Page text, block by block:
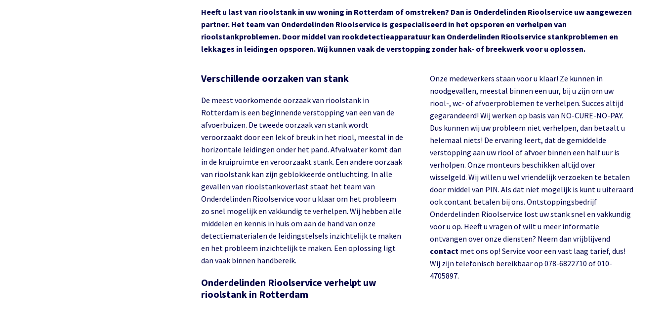
Heeft u last van rioolstank in uw woning in Rotterdam of omstreken? Dan is Onderdelinden Rioolservice uw aangewezen
partner. Het team van Onderdelinden Rioolservice is gespecialiseerd in het opsporen en verhelpen van
rioolstankproblemen. Door middel van rookdetectieapparatuur kan Onderdelinden Rioolservice stankproblemen en
lekkages in leidingen opsporen. Wij kunnen vaak de verstopping zonder hak- of breekwerk voor u oplossen.
Verschillende oorzaken van stank
De meest voorkomende oorzaak van rioolstank in
Rotterdam is een beginnende verstopping van een van de
afvoerbuizen. De tweede oorzaak van stank wordt
veroorzaakt door een lek of breuk in het riool, meestal in de
horizontale leidingen onder het pand. Afvalwater komt dan
in de kruipruimte en veroorzaakt stank. Een andere oorzaak
van rioolstank kan zijn geblokkeerde ontluchting. In alle
gevallen van rioolstankoverlast staat het team van
Onderdelinden Rioolservice voor u klaar om het probleem
zo snel mogelijk en vakkundig te verhelpen. Wij hebben alle
middelen en kennis in huis om aan de hand van onze
detectiematerialen de leidingstelsels inzichtelijk te maken
en het probleem inzichtelijk te maken. Een oplossing ligt
dan vaak binnen handbereik.
Onderdelinden Rioolservice verhelpt uw
rioolstank in Rotterdam
Onze medewerkers staan voor u klaar! Ze kunnen in
noodgevallen, meestal binnen een uur, bij u zijn om uw
riool-, wc- of afvoerproblemen te verhelpen. Succes altijd
gegarandeerd! Wij werken op basis van NO-CURE-NO-PAY.
Dus kunnen wij uw probleem niet verhelpen, dan betaalt u
helemaal niets! De ervaring leert, dat de gemiddelde
verstopping aan uw riool of afvoer binnen een half uur is
verholpen. Onze monteurs beschikken altijd over
wisselgeld. Wij willen u wel vriendelijk verzoeken te betalen
door middel van PIN. Als dat niet mogelijk is kunt u uiteraard
ook contant betalen bij ons. Ontstoppingsbedrijf
Onderdelinden Rioolservice lost uw stank snel en vakkundig
voor u op. Heeft u vragen of wilt u meer informatie
ontvangen over onze diensten? Neem dan vrijblijvend
contact met ons op! Service voor een vast laag tarief, dus!
Wij zijn telefonisch bereikbaar op 078-6822710 of 010-
4705897.